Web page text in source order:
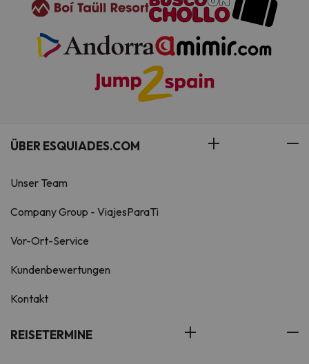
ÜBER ESQUIADES.COM
Unser Team
Company Group - ViajesParaTi
Vor-Ort-Service
Kundenbewertungen
Kontakt
REISETERMINE